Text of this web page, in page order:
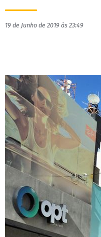
19 de Junho de 2019 às 23:49